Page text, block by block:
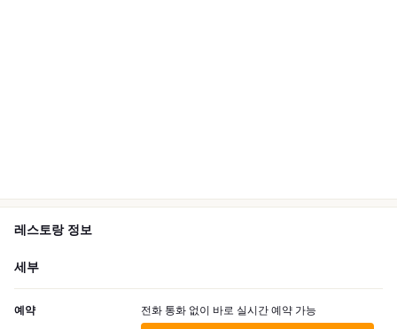
레스토랑 정보
세부
예약 전화 통화 없이 바로 실시간 예약 가능